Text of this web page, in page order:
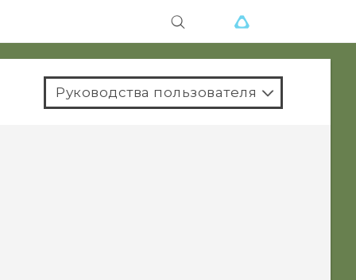
Руководства пользователя